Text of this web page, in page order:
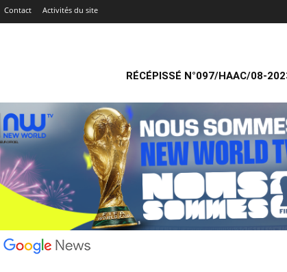
Contact Activités du site
RÉCÉPISSÉ N°097/HAAC/08-